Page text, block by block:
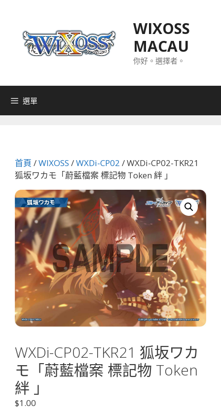
WIXOSS
MACAU
你好。選擇者。
選單
首頁 /WIXOSS /WXDi-CP02 / WXDi-CP02-TKR21
狐坂ワカモ「蔚藍檔案 標記物 Token 絆 」
WXDi-CP02-TKR21 狐坂ワカ
モ「蔚藍檔案 標記物 Token
絆 」
$1.00